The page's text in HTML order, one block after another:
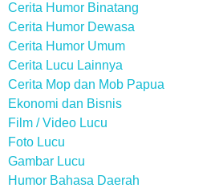
Cerita Humor Binatang
Cerita Humor Dewasa
Cerita Humor Umum
Cerita Lucu Lainnya
Cerita Mop dan Mob Papua
Ekonomi dan Bisnis
Film / Video Lucu
Foto Lucu
Gambar Lucu
Humor Bahasa Daerah